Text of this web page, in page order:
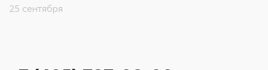
25 сентября